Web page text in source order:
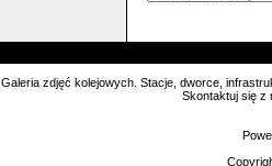
Galeria zdjęć kolejowych. Stacje, dworce,
Skontaktuj się z